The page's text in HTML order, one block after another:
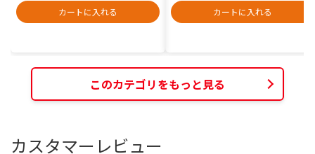
カートに入れる
カートに入れる
このカテゴリをもっと見る
カスタマーレビュー